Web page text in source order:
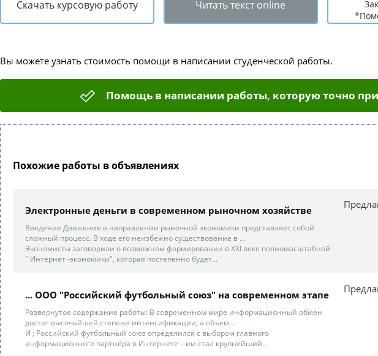
Скачать курсовую работу Читать текст online
Вы можете узнать стоимость помощи в написании студенческой работы.
Помощь в написании работы, которую точно
Похожие работы в объявлениях
Электронные деньги в современном рыночном хозяйстве
Введение Движение в направлении рыночной экономики представляет собой
сложный процесс. В ходе его неизбежно существование в ...
Экономисты заговорили о возможном формировании в XXI веке полномасштабной
" Интернет -экономики", которая постепенно будет...
... ООО "Российский футбольный союз" на современном этапе
Развернутое содержание работы: В современном мире информационный обмен
достиг высочайшей степени интенсификации, а объем...
И ; Российский футбольный союз определился с выбором главного
информационного партнёра в Интернете – им стал крупнейший...